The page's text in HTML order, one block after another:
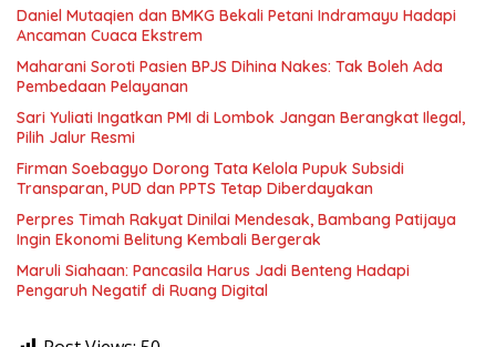
Daniel Mutaqien dan BMKG Bekali Petani Indramayu Hadapi
Ancaman Cuaca Ekstrem
Maharani Soroti Pasien BPJS Dihina Nakes: Tak Boleh Ada
Pembedaan Pelayanan
Sari Yuliati Ingatkan PMI di Lombok Jangan Berangkat Ilegal,
Pilih Jalur Resmi
Firman Soebagyo Dorong Tata Kelola Pupuk Subsidi
Transparan, PUD dan PPTS Tetap Diberdayakan
Perpres Timah Rakyat Dinilai Mendesak, Bambang Patijaya
Ingin Ekonomi Belitung Kembali Bergerak
Maruli Siahaan: Pancasila Harus Jadi Benteng Hadapi
Pengaruh Negatif di Ruang Digital